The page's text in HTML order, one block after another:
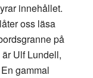
innehållet.
oss läsa
på
Ulf Lundell,
gammal